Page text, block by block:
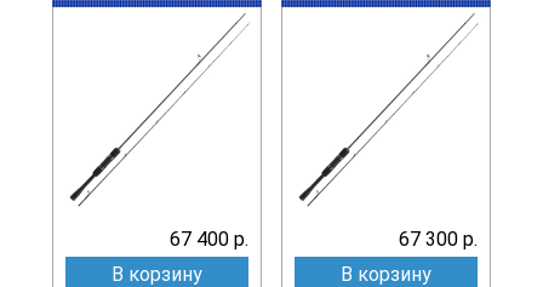
67 400 р.
В корзину
67 300 р.
В корзину